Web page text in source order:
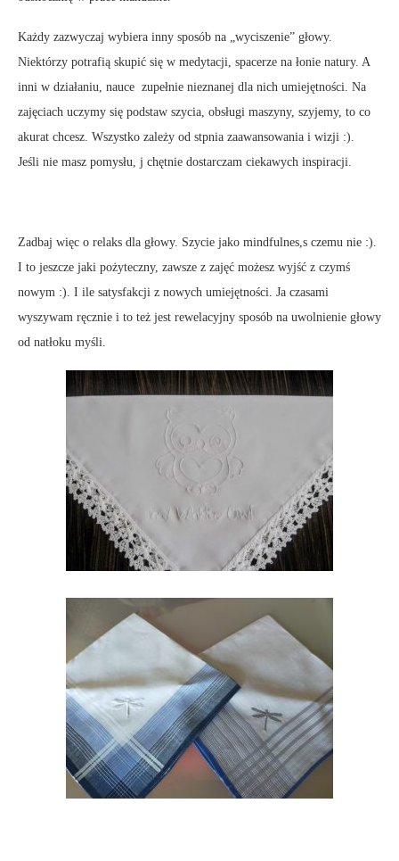
Każdy zazwyczaj wybiera inny sposób na „wyciszenie” głowy.
Niektórzy potrafią skupić się w medytacji, spacerze na łonie natury. A
inni w działaniu, nauce zupełnie nieznanej dla nich umiejętności. Na
zajęciach uczymy się podstaw szycia, obsługi maszyny, szyjemy, to co
akurat chcesz. Wszystko zależy od stpnia zaawansowania i wizji :).
Jeśli nie masz pomysłu, j chętnie dostarczam ciekawych inspiracji.
Zadbaj więc o relaks dla głowy. Szycie jako mindfulnes,s czemu nie :).
I to jeszcze jaki pożyteczny, zawsze z zajęć możesz wyjść z czymś
nowym :). I ile satysfakcji z nowych umiejętności. Ja czasami
wyszywam ręcznie i to też jest rewelacyjny sposób na uwolnienie głowy
od natłoku myśli.